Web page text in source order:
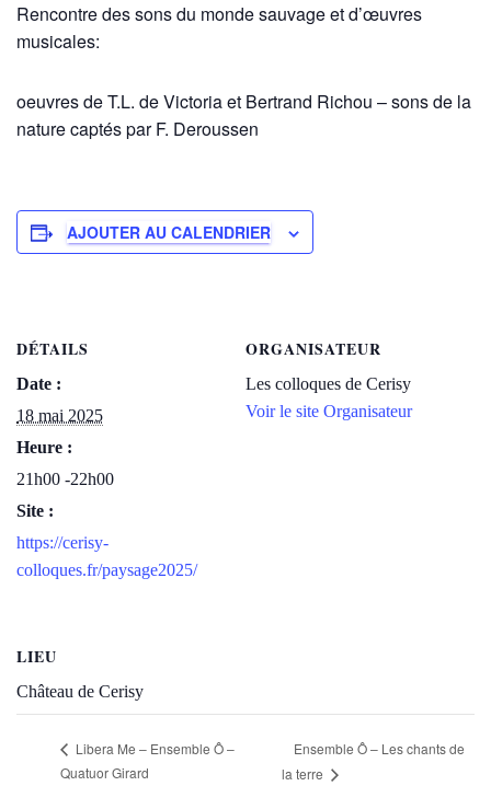
Rencontre des sons du monde sauvage et d’œuvres
musicales:
oeuvres de T.L. de Victoria et Bertrand Richou – sons de la
nature captés par F. Deroussen
AJOUTER AU CALENDRIER
DÉTAILS
Date :
18 mai 2025
Heure :
21h00 -22h00
Site :
https://cerisy-
colloques.fr/paysage2025/
ORGANISATEUR
Les colloques de Cerisy
Voir le site Organisateur
LIEU
Château de Cerisy
Libera Me – Ensemble Ô –
Quatuor Girard
Ensemble Ô – Les chants de
la terre